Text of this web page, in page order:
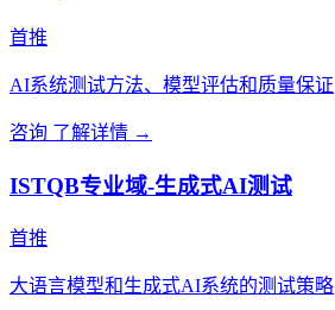
首推
AI系统测试方法、模型评估和质量保证
咨询 了解详情 →
ISTQB专业域-生成式AI测试
首推
大语言模型和生成式AI系统的测试策略